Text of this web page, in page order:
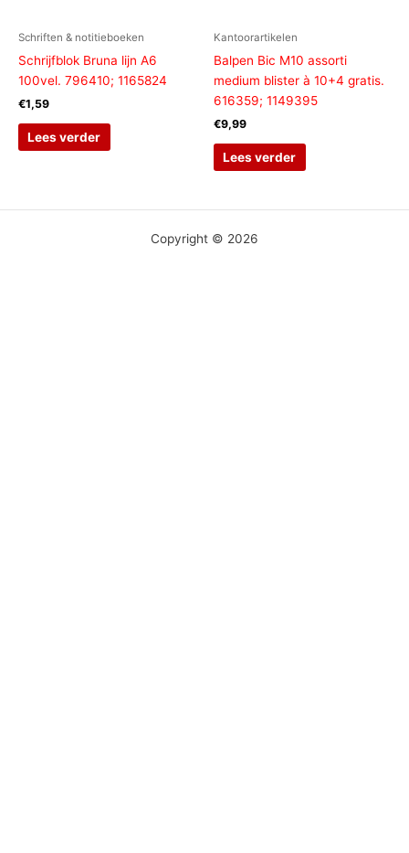
Schriften & notitieboeken
Schrijfblok Bruna lijn A6
100vel. 796410; 1165824
€1,59
Lees verder
Kantoorartikelen
Balpen Bic M10 assorti
medium blister à 10+4 gratis.
616359; 1149395
€9,99
Lees verder
Copyright © 2026